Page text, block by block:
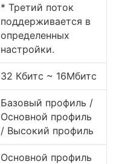
* Третий поток
поддерживается в
определенных
настройки.
32 Кбитс ~ 16Мбитс
Базовый профиль /
Основной профиль
/ Высокий профиль
Основной профиль